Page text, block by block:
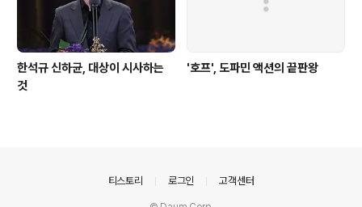
한석규 신하균, 대상이 시사하는
것
'호프', 도파민 액션의 끝판왕
티스토리 로그인 고객센터